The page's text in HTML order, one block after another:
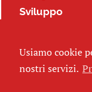
Sviluppo
Seguici
Usiamo cookie
nostri servizi.